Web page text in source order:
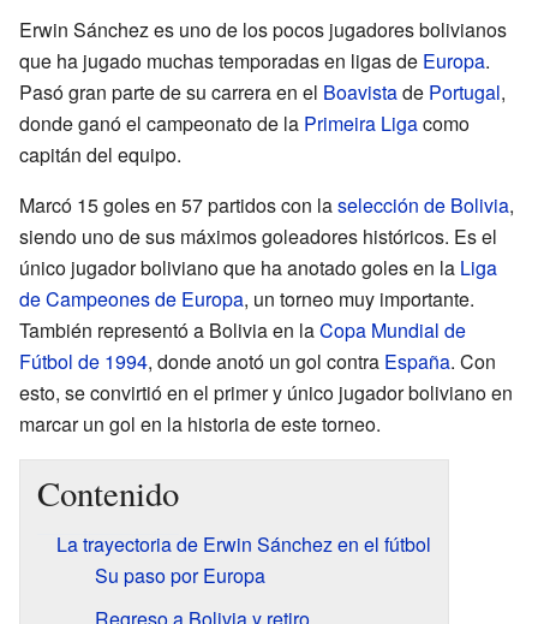
Erwin Sánchez es uno de los pocos jugadores bolivianos
que ha jugado muchas temporadas en ligas de Europa.
Pasó gran parte de su carrera en el Boavistade Portugal,
donde ganó el campeonato de la Primeira Ligacomo
capitán del equipo.
Marcó 15 goles en 57 partidos con laselección de Bolivia,
siendo uno de sus máximos goleadores históricos. Es el
único jugador boliviano que ha anotado goles en la Liga
de Campeones de Europa, un torneo muy importante.
También representó a Bolivia en laCopa Mundial de
Fútbol de 1994, donde anotó un gol contra España. Con
esto, se convirtió en el primer y único jugador boliviano en
marcar un gol en la historia de este torneo.
Contenido
La trayectoria de Erwin Sánchez en el fútbol
Su paso por Europa
Regreso a Bolivia y retiro